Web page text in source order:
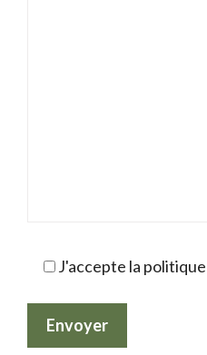
J'accepte la